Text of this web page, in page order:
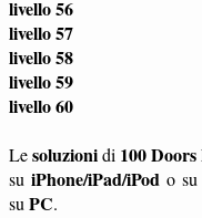
livello 56
livello 57
livello 58
livello 59
livello 60
Lesoluzionidi 100
su iPhone/iPad/iPod o su
su PC.